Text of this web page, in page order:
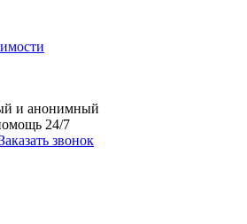
и анонимный
24/7
звонок